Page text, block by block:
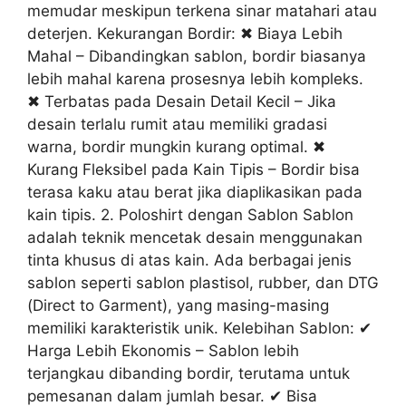
memudar meskipun terkena sinar matahari atau
deterjen. Kekurangan Bordir: ✖ Biaya Lebih
Mahal – Dibandingkan sablon, bordir biasanya
lebih mahal karena prosesnya lebih kompleks.
✖ Terbatas pada Desain Detail Kecil – Jika
desain terlalu rumit atau memiliki gradasi
warna, bordir mungkin kurang optimal. ✖
Kurang Fleksibel pada Kain Tipis – Bordir bisa
terasa kaku atau berat jika diaplikasikan pada
kain tipis. 2. Poloshirt dengan Sablon Sablon
adalah teknik mencetak desain menggunakan
tinta khusus di atas kain. Ada berbagai jenis
sablon seperti sablon plastisol, rubber, dan DTG
(Direct to Garment), yang masing-masing
memiliki karakteristik unik. Kelebihan Sablon: ✔
Harga Lebih Ekonomis – Sablon lebih
terjangkau dibanding bordir, terutama untuk
pemesanan dalam jumlah besar. ✔ Bisa